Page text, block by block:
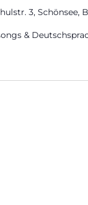
3, Schönsee,
&